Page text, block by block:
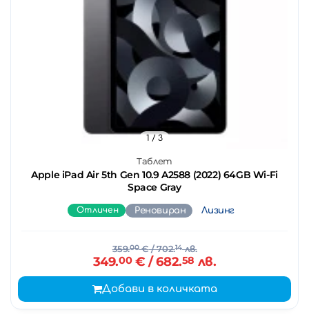
Таблет
Apple iPad Air 5th Gen 10.9 A2588 (2022) 64GB Wi-Fi
Space Gray
1 / 3
Отличен Реновиран Лизинг
359.00€/ 702.14лв.
349.00€ / 682.58 лв.
Добави в количката